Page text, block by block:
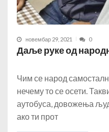
новембар 29, 2021 0
Даље руке од
Чим се народ
нечему то се осети.
аутобуса, довожења
ако ти прот